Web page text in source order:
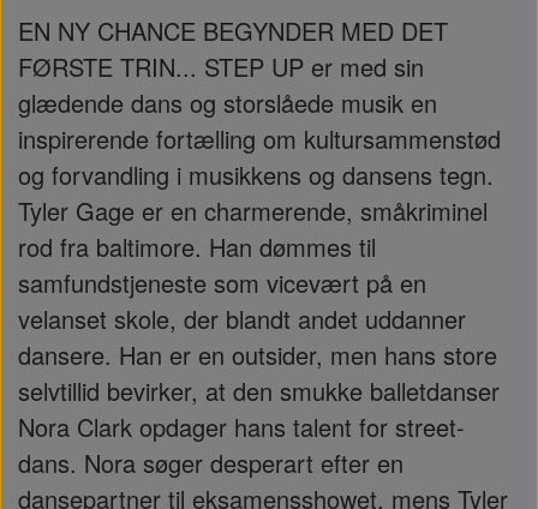
EN NY CHANCE BEGYNDER MED DET
FØRSTE TRIN... STEP UP er med sin
glædende dans og storslåede musik en
inspirerende fortælling om kultursammenstød
og forvandling i musikkens og dansens tegn.
Tyler Gage er en charmerende, småkriminel
rod fra baltimore. Han dømmes til
samfundstjeneste som vicevært på en
velanset skole, der blandt andet uddanner
dansere. Han er en outsider, men hans store
selvtillid bevirker, at den smukke balletdanser
Nora Clark opdager hans talent for street-
dans. Nora søger desperart efter en
dansepartner til eksamensshowet, mens Tyler